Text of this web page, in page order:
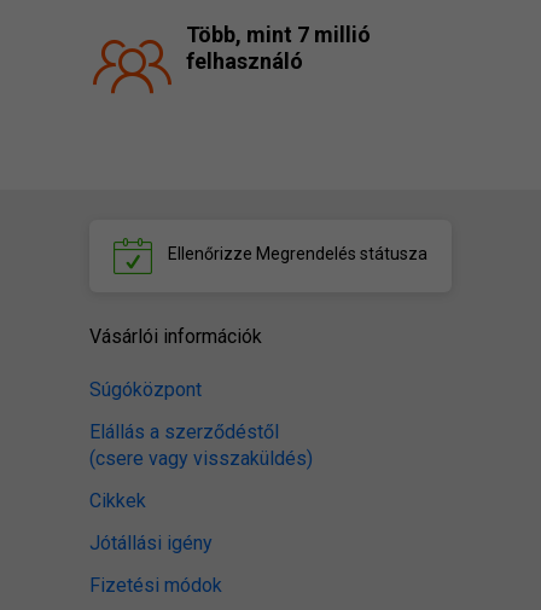
Több, mint 7 millió
felhasználó
Ellenőrizze Megrendelés státusza
Vásárlói információk
Súgóközpont
Elállás a szerződéstől
(csere vagy visszaküldés)
Cikkek
Jótállási igény
Fizetési módok